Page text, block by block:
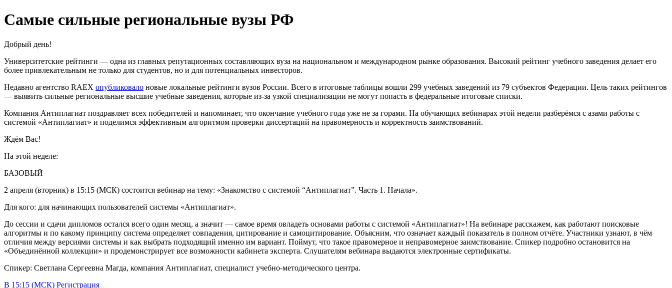
Самые сильные региональные вузы РФ
Добрый день!
Университетские рейтинги — одна из главных репутационных составляющих вуза на национальном и международном рынке образования. Высокий рейтинг учебного заведения делает его
более привлекательным не только для студентов, но и для потенциальных инвесторов.
Недавно агентство RAEX опубликовало новые локальные рейтинги вузов России. Всего в итоговые таблицы вошли 299 учебных заведений из 79 субъектов Федерации. Цель таких рейтингов
— выявить сильные региональные высшие учебные заведения, которые из-за узкой специализации не могут попасть в федеральные итоговые списки.
Компания Антиплагиат поздравляет всех победителей и напоминает, что окончание учебного года уже не за горами. На обучающих вебинарах этой недели разберёмся с азами работы с
системой «Антиплагиат» и поделимся эффективным алгоритмом проверки диссертаций на правомерность и корректность заимствований.
Ждём Вас!
На этой неделе:
БАЗОВЫЙ
2 апреля (вторник) в 15:15 (МСК) состоится вебинар на тему: «Знакомство с системой “Антиплагиат”. Часть 1. Начала».
Для кого: для начинающих пользователей системы «Антиплагиат».
До сессии и сдачи дипломов остался всего один месяц, а значит — самое время овладеть основами работы с системой «Антиплагиат»! На вебинаре расскажем, как работают поисковые
алгоритмы и по какому принципу система определяет совпадения, цитирование и самоцитирование. Объясним, что означает каждый показатель в полном отчёте. Участники узнают, в чём
отличия между версиями системы и как выбрать подходящий именно им вариант. Поймут, что такое правомерное и неправомерное заимствование. Спикер подробно остановится на
«Объединённой коллекции» и продемонстрирует все возможности кабинета эксперта. Слушателям вебинара выдаются электронные сертификаты.
Спикер: Светлана Сергеевна Магда, компания Антиплагиат, специалист учебно-методического центра.
В 15:15 (МСК) Регистрация